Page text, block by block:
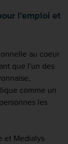
l'emploi et
au coeur
que l'un des
comme un
les
et Medialys